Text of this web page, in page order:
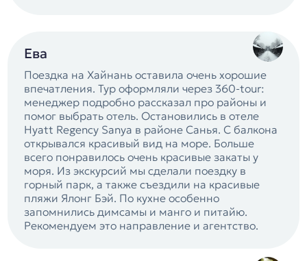
Ева
Поездка на Хайнань оставила очень хорошие
впечатления. Тур оформляли через 360-tour:
менеджер подробно рассказал про районы и
помог выбрать отель. Остановились в отеле
Hyatt Regency Sanya в районе Санья. С балкона
открывался красивый вид на море. Больше
всего понравилось очень красивые закаты у
моря. Из экскурсий мы сделали поездку в
горный парк, а также съездили на красивые
пляжи Ялонг Бэй. По кухне особенно
запомнились димсамы и манго и питайю.
Рекомендуем это направление и агентство.